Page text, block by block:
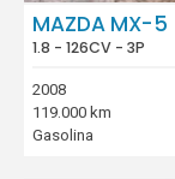
MAZDA MX-5
1.8 - 126CV - 3P
2008
119.000 km
Gasolina